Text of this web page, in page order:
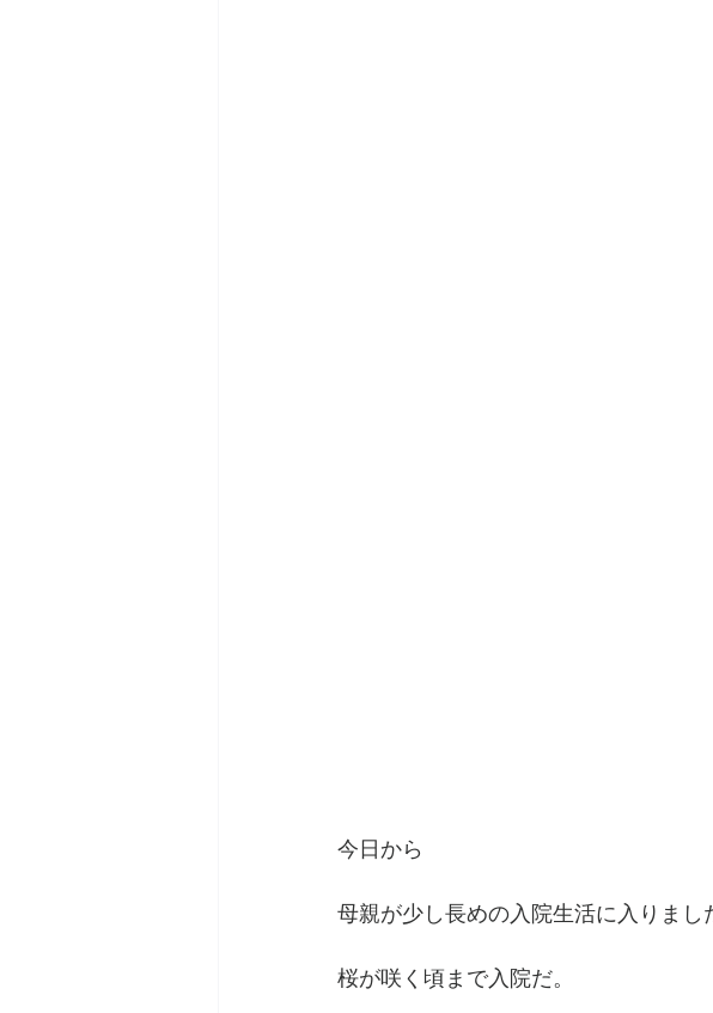
今日から
母親が少し長めの入院生活に入りまし
桜が咲く頃まで入院だ。